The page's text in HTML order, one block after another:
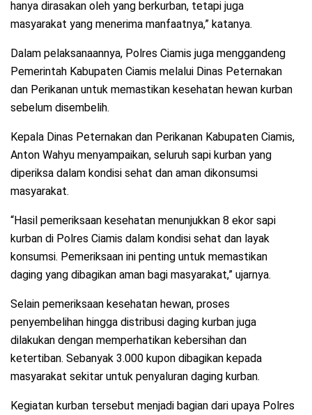
hanya dirasakan oleh yang berkurban, tetapi juga
masyarakat yang menerima manfaatnya,” katanya.
Dalam pelaksanaannya, Polres Ciamis juga menggandeng
Pemerintah Kabupaten Ciamis melalui Dinas Peternakan
dan Perikanan untuk memastikan kesehatan hewan kurban
sebelum disembelih.
Kepala Dinas Peternakan dan Perikanan Kabupaten Ciamis,
Anton Wahyu menyampaikan, seluruh sapi kurban yang
diperiksa dalam kondisi sehat dan aman dikonsumsi
masyarakat.
“Hasil pemeriksaan kesehatan menunjukkan 8 ekor sapi
kurban di Polres Ciamis dalam kondisi sehat dan layak
konsumsi. Pemeriksaan ini penting untuk memastikan
daging yang dibagikan aman bagi masyarakat,” ujarnya.
Selain pemeriksaan kesehatan hewan, proses
penyembelihan hingga distribusi daging kurban juga
dilakukan dengan memperhatikan kebersihan dan
ketertiban. Sebanyak 3.000 kupon dibagikan kepada
masyarakat sekitar untuk penyaluran daging kurban.
Kegiatan kurban tersebut menjadi bagian dari upaya Polres